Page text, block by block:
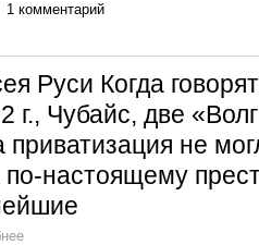
1 комментарий
Руси Когда
г., Чубайс, две
не
настоящему